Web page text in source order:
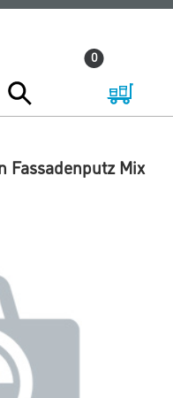
0
Fassadenputz Mix